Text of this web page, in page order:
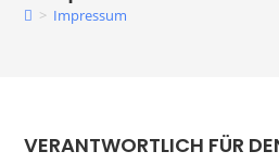
> Impressum
VERANTWORTLICH FÜR